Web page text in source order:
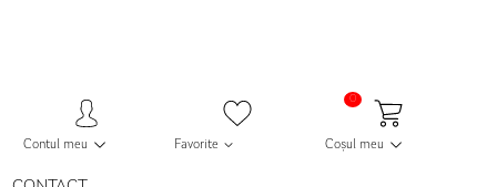
Contul meu Favorite Coșul meu
0